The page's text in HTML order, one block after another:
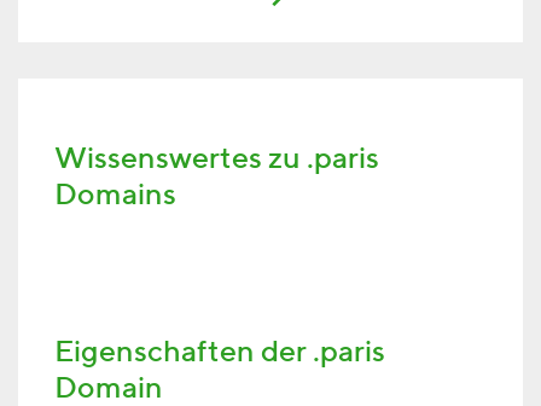
Wissenswertes zu .paris
Domains
Eigenschaften der .paris
Domain